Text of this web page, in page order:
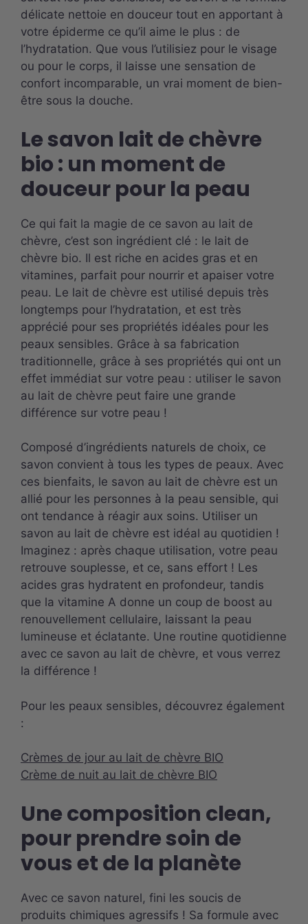
délicate nettoie en douceur tout en apportant à
votre épiderme ce qu’il aime le plus : de
l’hydratation. Que vous l’utilisiez pour le visage
ou pour le corps, il laisse une sensation de
confort incomparable, un vrai moment de bien-
être sous la douche.
Le savon lait de chèvre
bio : un moment de
douceur pour la peau
Ce qui fait la magie de ce savon au lait de
chèvre, c’est son ingrédient clé : le lait de
chèvre bio. Il est riche en acides gras et en
vitamines, parfait pour nourrir et apaiser votre
peau. Le lait de chèvre est utilisé depuis très
longtemps pour l’hydratation, et est très
apprécié pour ses propriétés idéales pour les
peaux sensibles. Grâce à sa fabrication
traditionnelle, grâce à ses propriétés qui ont un
effet immédiat sur votre peau : utiliser le savon
au lait de chèvre peut faire une grande
différence sur votre peau !
Composé d’ingrédients naturels de choix, ce
savon convient à tous les types de peaux. Avec
ces bienfaits, le savon au lait de chèvre est un
allié pour les personnes à la peau sensible, qui
ont tendance à réagir aux soins. Utiliser un
savon au lait de chèvre est idéal au quotidien !
Imaginez : après chaque utilisation, votre peau
retrouve souplesse, et ce, sans effort ! Les
acides gras hydratent en profondeur, tandis
que la vitamine A donne un coup de boost au
renouvellement cellulaire, laissant la peau
lumineuse et éclatante. Une routine quotidienne
avec ce savon au lait de chèvre, et vous verrez
la différence !
Pour les peaux sensibles, découvrez également
:
Crèmes de jour au lait de chèvre BIO
Crème de nuit au lait de chèvre BIO
Une composition clean,
pour prendre soin de
vous et de la planète
Avec ce savon naturel, fini les soucis de
produits chimiques agressifs ! Sa formule avec